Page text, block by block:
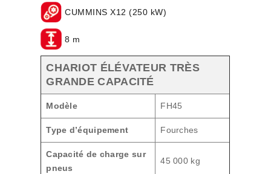
CUMMINS X12 (250 kW)
8 m
CHARIOT ÉLÉVATEUR TRÈS
GRANDE CAPACITÉ
Modèle FH45
Type d’équipement Fourches
Capacité de charge sur
pneus
45 000 kg